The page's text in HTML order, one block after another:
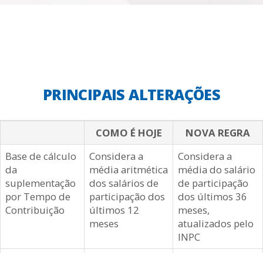
PRINCIPAIS ALTERAÇÕES
COMO É HOJE
NOVA REGRA
Base de cálculo
da
suplementação
por Tempo de
Contribuição
Considera a
média aritmética
dos salários de
participação dos
últimos 12
meses
Considera a
média do salário
de participação
dos últimos 36
meses,
atualizados pelo
INPC